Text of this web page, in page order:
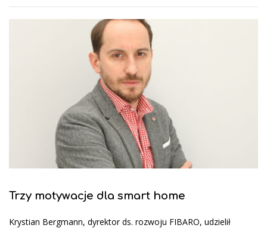
Trzy motywacje dla smart home
Krystian Bergmann, dyrektor ds. rozwoju FIBARO, udzielił